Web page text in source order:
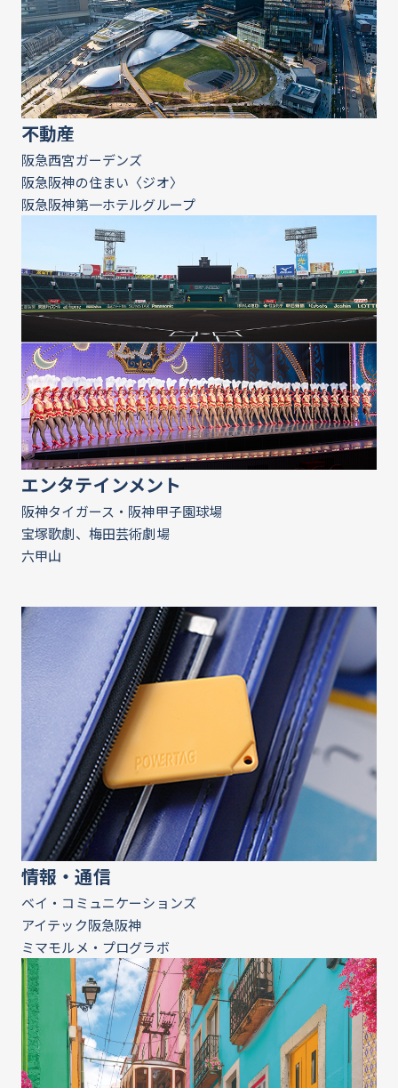
不動産
阪急西宮ガーデンズ
阪急阪神の住まい〈ジオ〉
阪急阪神第一ホテルグループ
エンタテインメント
阪神タイガース・阪神甲子園球場
宝塚歌劇、梅田芸術劇場
六甲山
情報・通信
ベイ・コミュニケーションズ
アイテック阪急阪神
ミマモルメ・プログラボ